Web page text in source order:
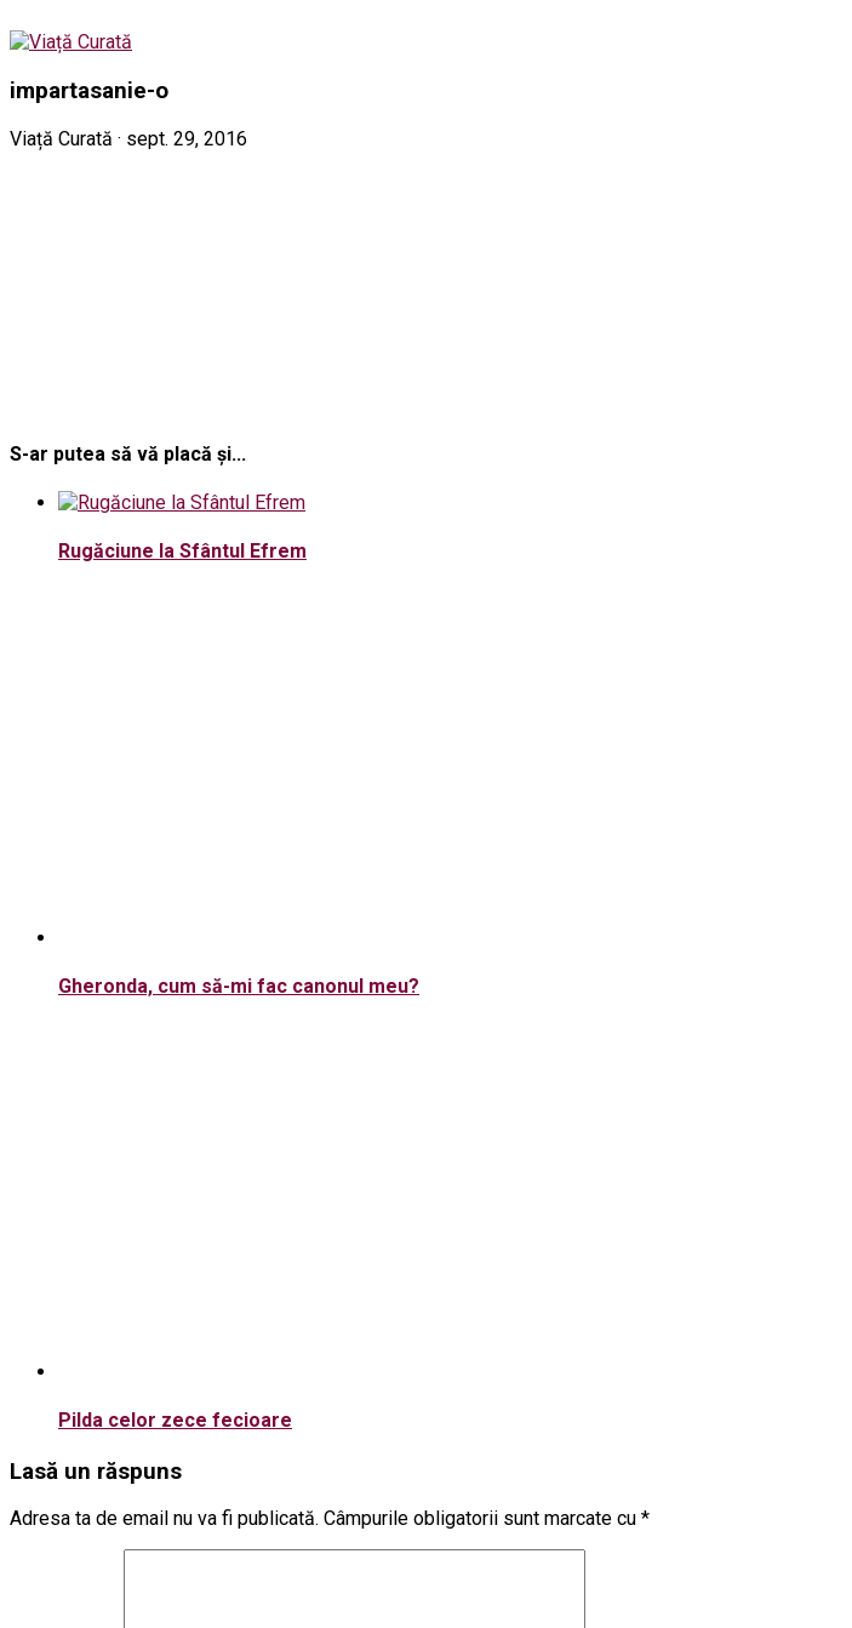
impartasanie-o
Viață Curată · sept. 29, 2016
S-ar putea să vă placă și...
Rugăciune la Sfântul Efrem
Gheronda, cum să-mi fac canonul meu?
Pilda celor zece fecioare
Lasă un răspuns
Adresa ta de email nu va fi publicată. Câmpurile obligatorii sunt marcate cu *